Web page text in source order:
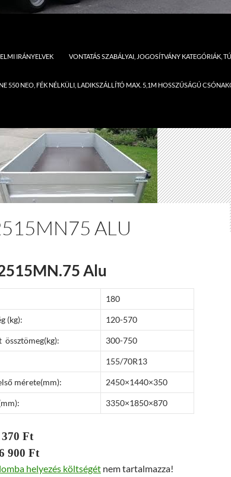
IRÁNYELVEK VONTATÁS SZABÁLYAI, JOGOSÍTVÁNY KATEGÓRIÁK,
550 NEO, FÉK NÉLKÜLI, LADIKSZÁLLÍTÓ MAX. 5,1M HOSSZÚSÁGÚ
ALU
Alu
180
(kg): 120-570
össztömeg(kg): 300-750
155/70R13
mérete(mm): 2450×1440×350
3350×1850×870
Ft
900 Ft
helyezés költségét nem tartalmazza!